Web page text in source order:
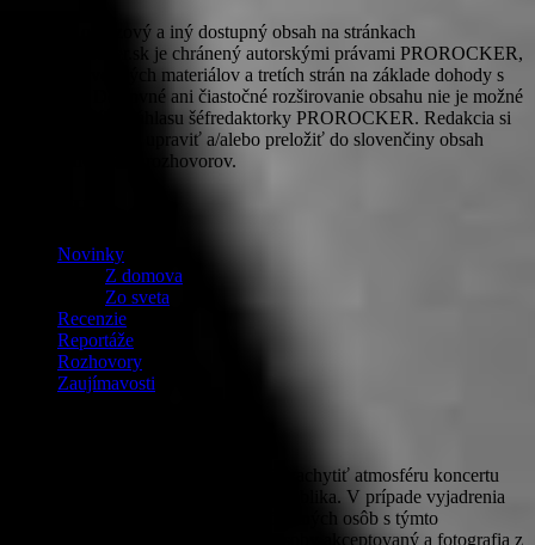
Textový, obrazový a iný dostupný obsah na stránkach
www.prorocker.sk je chránený autorskými právami PROROCKER,
autorov pôvodných materiálov a tretích strán na základe dohody s
redakciou. Doslovné ani čiastočné rozširovanie obsahu nie je možné
bez písomného súhlasu šéfredaktorky PROROCKER. Redakcia si
vyhradzuje právo upraviť a/alebo preložiť do slovenčiny obsah
tlačových správ a rozhovorov.
Novinky
Z domova
Zo sveta
Recenzie
Reportáže
Rozhovory
Zaujímavosti
PROROCKER v snahe čo najlepšie zachytiť atmosféru koncertu
zhotovuje a uverejňuje aj fotografie publika. V prípade vyjadrenia
nesúhlasu zúčastnených odfotografovaných osôb s týmto
zverejňovaním bude nesúhlas tejto osoby akceptovaný a fotografia z